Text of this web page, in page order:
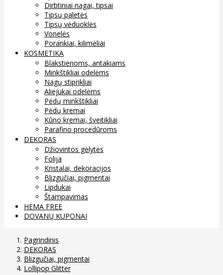
Dirbtiniai nagai, tipsai
Tipsų paletės
Tipsų vėduoklės
Vonelės
Porankiai, kilimėliai
KOSMETIKA
Blakstienoms, antakiams
Minkštikliai odelėms
Nagų stiprikliai
Aliejukai odelėms
Pėdų minkštikliai
Pėdų kremai
Kūno kremai, šveitikliai
Parafino procedūroms
DEKORAS
Džiovintos gėlytės
Folija
Kristalai, dekoracijos
Blizgučiai, pigmentai
Lipdukai
Štampavimas
HEMA FREE
DOVANŲ KUPONAI
Pagrindinis
DEKORAS
Blizgučiai, pigmentai
Lollipop Glitter